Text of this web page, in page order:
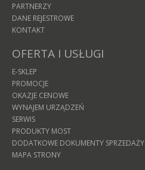
PARTNERZY
DANE REJESTROWE
KONTAKT
OFERTA I USŁUGI
E-SKLEP
PROMOCJE
OKAZJE CENOWE
WYNAJEM URZĄDZEŃ
SERWIS
PRODUKTY MOST
DODATKOWE DOKUMENTY SPRZEDAŻY
MAPA STRONY